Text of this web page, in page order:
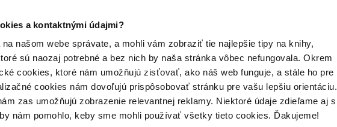
a kontaktnými údajmi?
našom webe správate, a mohli vám zobraziť tie najlepšie tipy na knihy,
sú naozaj potrebné a bez nich by naša stránka vôbec nefungovala. Okrem
cookies, ktoré nám umožňujú zisťovať, ako náš web funguje, a stále ho pre
cookies nám dovoľujú prispôsobovať stránku pre vašu lepšiu orientáciu.
zas umožňujú zobrazenie relevantnej reklamy. Niektoré údaje zdieľame aj s
nám pomohlo, keby sme mohli používať všetky tieto cookies. Ďakujeme!